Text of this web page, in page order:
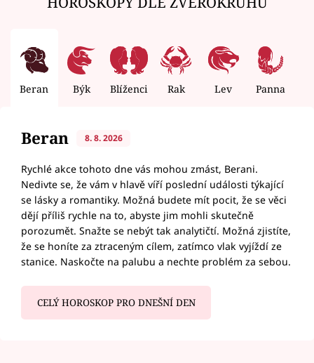
Beran Býk Blíženci Rak Lev Panna
Beran 8. 8. 2026
Rychlé akce tohoto dne vás mohou zmást, Berani.
Nedivte se, že vám v hlavě víří poslední události týkající
se lásky a romantiky. Možná budete mít pocit, že se věci
dějí příliš rychle na to, abyste jim mohli skutečně
porozumět. Snažte se nebýt tak analytičtí. Možná zjistíte,
že se honíte za ztraceným cílem, zatímco vlak vyjíždí ze
stanice. Naskočte na palubu a nechte problém za sebou.
CELÝ HOROSKOP PRO DNEŠNÍ DEN